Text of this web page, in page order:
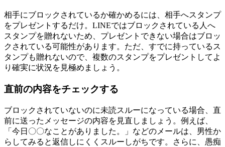
相手にブロックされているか確かめるには、相手へスタンプ
をプレゼントするだけ。LINEではブロックされている人へ
スタンプを贈れないため、プレゼントできない場合はブロッ
クされている可能性があります。ただ、すでに持っているス
タンプも贈れないので、複数のスタンプをプレゼントしてよ
り確実に状況を見極めましょう。
直前の内容をチェックする
ブロックされていないのに未読スルーになっている場合、直
前に送ったメッセージの内容を見直しましょう。例えば、
「今日〇〇なことがありました。」などのメールは、男性か
らしてみると返信しにくくスルーしがちです。さらに、愚痴